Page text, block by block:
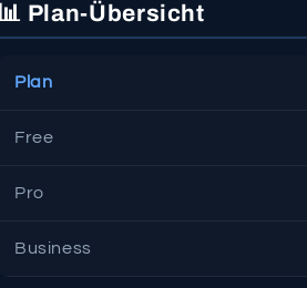
📊 Plan-Übersicht
Plan
Free
Pro
Business